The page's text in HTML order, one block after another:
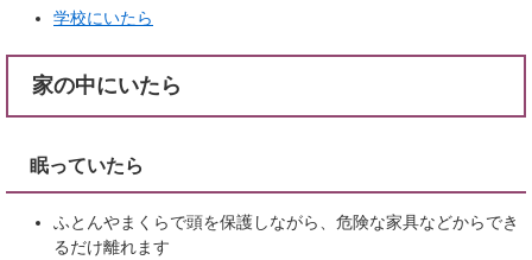
学校にいたら
家の中にいたら
眠っていたら
ふとんやまくらで頭を保護しながら、危険な家具などからでき
るだけ離れます